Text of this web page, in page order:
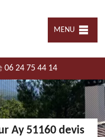
MENU
06 24 75 44 14
Ay 51160 devis